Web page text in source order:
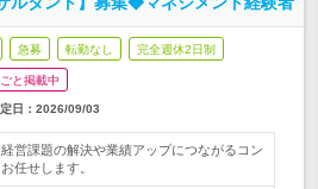
急募 転勤なし 完全週休2日制
と掲載中
日： 2026/09/03
営課題の解決や業績アップにつながるコン
任せします。